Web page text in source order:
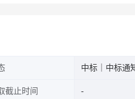
中标｜中标通
截止时间